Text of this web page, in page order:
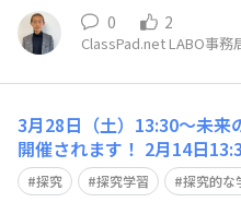
0 2
ClassPad.net LABO事
3月28日（土）13:30～未来
開催されます！ 2月14日
ム主催のオンラインセミナ
マは「生成AI時代の探究学
探究 探究学習 探究的な